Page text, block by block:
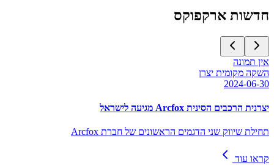
חדשות ארקפוקס
אין תמונה
השקה מקומית יצרן
2024-06-30
יצרנית הרכבים הסינית Arcfox מגיעה לישראל
תחילת שיווק שני הדגמים הראשונים של חברת Arcfox
קראו עוד